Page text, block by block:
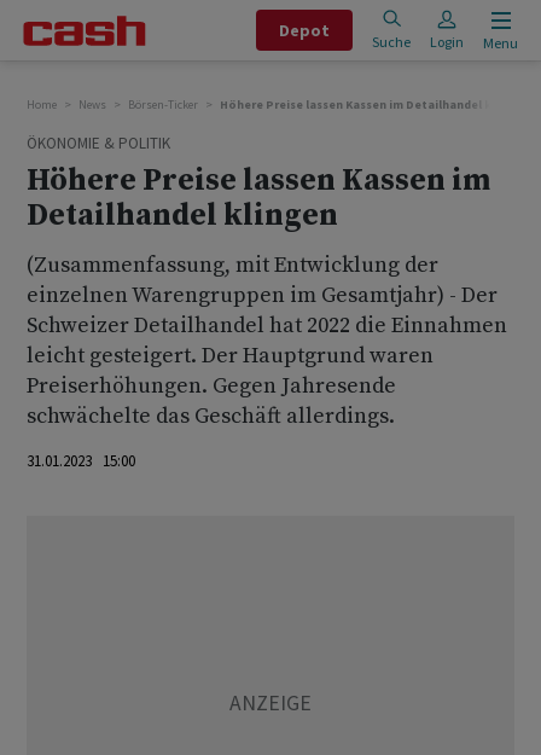
Depot
Suche Login Menu
Home News Börsen-Ticker Höhere Preise lassen Kassen im Detailhandel klingen
ÖKONOMIE & POLITIK
Höhere Preise lassen Kassen im
Detailhandel klingen
(Zusammenfassung, mit Entwicklung der
einzelnen Warengruppen im Gesamtjahr) - Der
Schweizer Detailhandel hat 2022 die Einnahmen
leicht gesteigert. Der Hauptgrund waren
Preiserhöhungen. Gegen Jahresende
schwächelte das Geschäft allerdings.
31.01.2023 15:00